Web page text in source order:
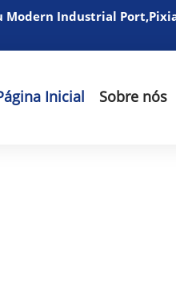
Modern Industrial
Inicial Sobre nós